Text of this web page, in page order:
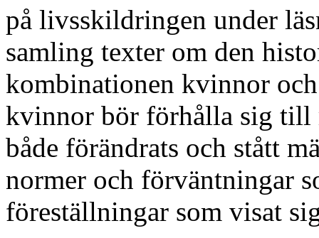
på livsskildringen under
samling texter om den
kombinationen kvinnor
kvinnor bör förhålla sig till
både förändrats och stått
normer och förväntningar
föreställningar som visat